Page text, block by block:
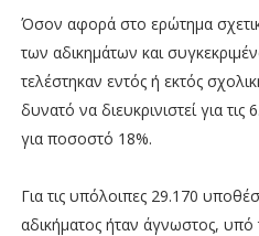
Όσον αφορά στο ερώτημα
των αδικημάτων και
τελέστηκαν εντός ή εκτός
δυνατό να διευκρινιστεί για
για ποσοστό 18%.
Για τις υπόλοιπες 29.170
αδικήματος ήταν άγνωστος, υπό